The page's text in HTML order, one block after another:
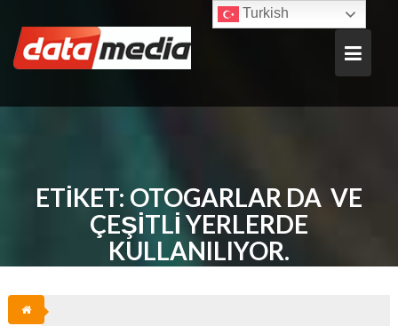
content
ETIKET: OTOGARLAR DA VE
ÇEŞITLI YERLERDE
KULLANILIYOR.
Turkish